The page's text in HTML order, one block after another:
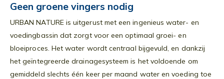
Geen groene vingers nodig
URBAN NATURE is uitgerust met een ingenieus water- en
voedingbassin dat zorgt voor een optimaal groei- en
bloeiproces. Het water wordt centraal bijgevuld, en dankzij
het geïntegreerde drainagesysteem is het voldoende om
gemiddeld slechts één keer per maand water en voeding toe